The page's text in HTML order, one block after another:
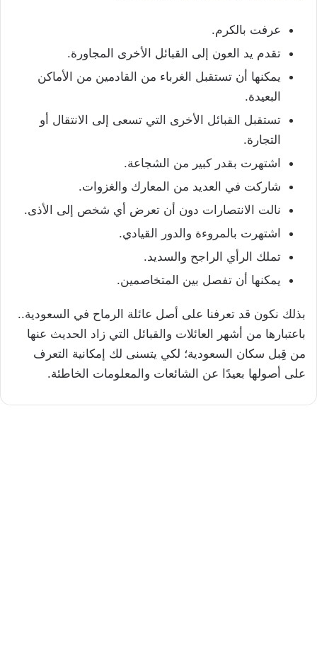
عرفت بالكرم.
تقدم يد العون إلى القبائل الأخرى المجاورة.
يمكنها أن تستقبل الغرباء من القادمين من الأماكن
البعيدة.
تستقبل القبائل الأخرى التي تسعى إلى الانتقال أو
التجارة.
اشتهرت بقدر كبير من الشجاعة.
شاركت في العديد من المعارك والغزوات.
نالت الانتصارات دون أن تعرض أي شخص إلى الأذى.
اشتهرت بالمروءة والدور القيادي.
تملك الرأي الراجح والسديد.
يمكنها أن تفصل بين المتخاصمين.
بذلك نكون قد تعرفنا على أصل عائلة الرماح في السعودية..
باعتبارها من أشهر العائلات والقبائل التي زاد الحديث عنها
من قِبل سكان السعودية؛ لكي يتسنى لك إمكانية التعرف
على أصولها بعيدًا عن الشائعات والمعلومات الخاطئة.